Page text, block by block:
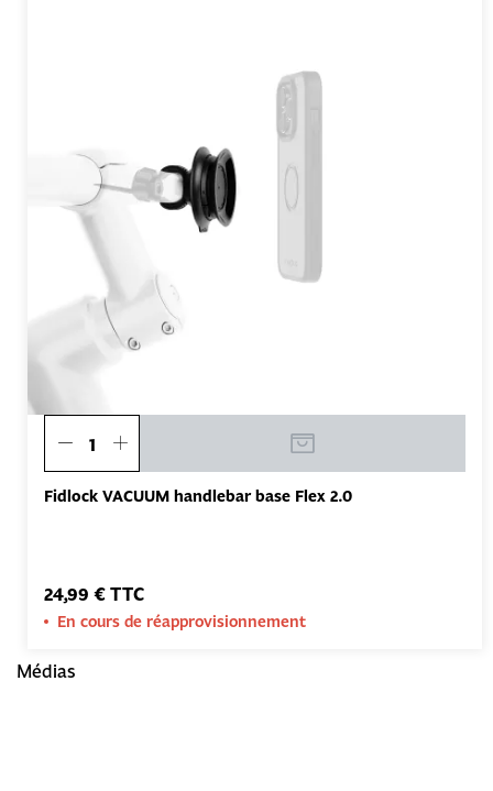
Fidlock VACUUM handlebar base Flex 2.0
24,99 € TTC
En cours de réapprovisionnement
Médias